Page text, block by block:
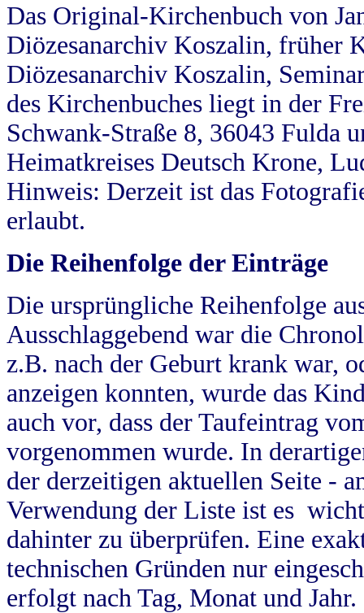
Das Original-Kirchenbuch von
Diözesanarchiv Koszalin, früher
Diözesanarchiv Koszalin,
des Kirchenbuches liegt in der
Schwank-Straße 8, 36043 Fulda
Heimatkreises Deutsch Krone,
Hinweis: Derzeit ist das
erlaubt.
Die Reihenfolge der Einträge
Die ursprüngliche Reihenfolge
Ausschlaggebend war die
z.B. nach der Geburt krank war,
anzeigen konnten, wurde das
auch vor, dass der Taufeintrag
vorgenommen wurde. In
der derzeitigen aktuellen Seite -
Verwendung der Liste ist es
dahinter zu überprüfen. Eine
technischen Gründen nur
erfolgt nach Tag, Monat und Jahr.